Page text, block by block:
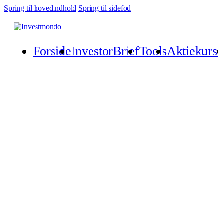
Spring til hovedindhold Spring til sidefod
ForsideInvestorBriefTools